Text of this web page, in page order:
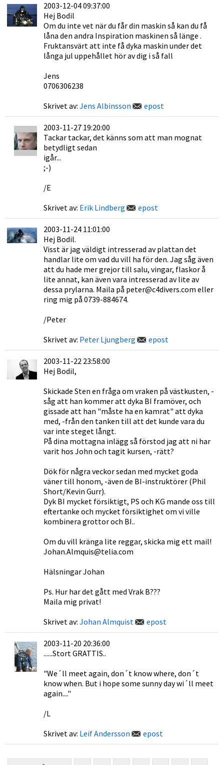
2003-12-04 09:37:00
Hej Bodil
Om du inte vet när du får din maskin så kan du få
låna den andra Inspiration maskinen så länge .
Fruktansvärt att inte få dyka maskin under det
långa jul uppehållet hör av dig i så fall
Jens
0706306238
Skrivet av: Jens Albinsson epost
2003-11-27 19:20:00
Tackar tackar, det känns som att man mognat
betydligt sedan
igår...
;-)
/E
Skrivet av: Erik Lindberg epost
2003-11-24 11:01:00
Hej Bodil.
Visst är jag väldigt intresserad av plattan det
handlar lite om vad du vill ha för den. Jag såg även
att du hade mer grejor till salu, vingar, flaskor å
lite annat, kan även vara intresserad av lite av
dessa prylarna. Maila på peter@c4divers.com eller
ring mig på 0739-884674.
/Peter
Skrivet av: Peter Ljungberg epost
2003-11-22 23:58:00
Hej Bodil,
Skickade Sten en fråga om vraken på västkusten, -
såg att han kommer att dyka BI framöver, och
gissade att han "måste ha en kamrat" att dyka
med, -från den tanken till att det kunde vara du
var inte steget långt.
På dina mottagna inlägg så förstod jag att ni har
varit hos John och tagit kursen, -rätt?
Dök för några veckor sedan med mycket goda
väner till honom, -även de BI-instruktörer (Phil
Short/Kevin Gurr).
Dyk BI mycket försiktigt, PS och KG mande oss till
eftertanke och mycket försiktighet om vi ville
kombinera grottor och BI..
Om du vill kränga lite reggar, skicka mig ett mail!
Johan.Almquis@telia.com
Hälsningar Johan
Ps. Hur har det gått med Vrak B???
Maila mig privat!
Skrivet av: Johan Almquist epost
2003-11-20 20:36:00
......Stort GRATTIS..
"We´ll meet again, don´t know where, don´t
know when. But i hope some sunny day wi´ll meet
again...."
/L
Skrivet av: Leif Andersson epost